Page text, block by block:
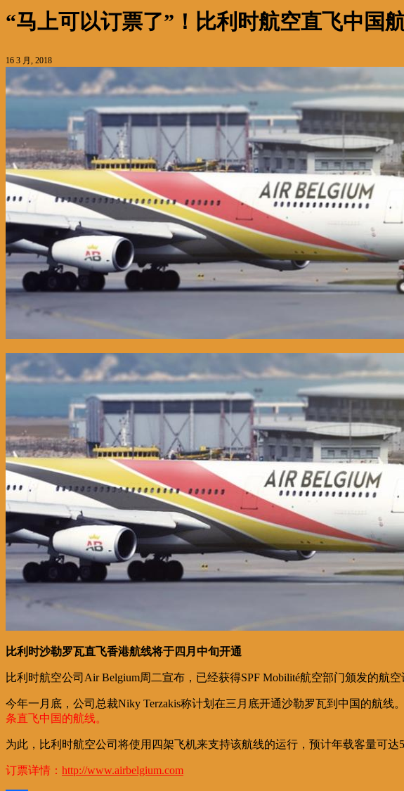
“马上可以订票了”！比利时航空直飞中国
16 3 月, 2018
比利时沙勒罗瓦直飞香港航线将于四月中旬开通
比利时航空公司Air Belgium周二宣布，已经获得SPF Mobilité航空部门颁发的航
今年一月底，公司总裁Niky Terzakis称计划在三月底开通沙勒罗瓦到中国的航线
条直飞中国的航线。
为此，比利时航空公司将使用四架飞机来支持该航线的运行，预计年载客量可达
订票详情： http://www.airbelgium.com